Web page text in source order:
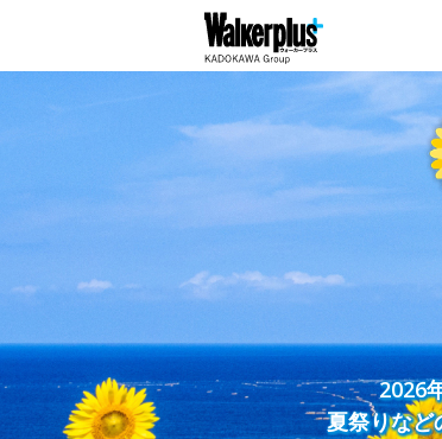
2026
夏祭りなど